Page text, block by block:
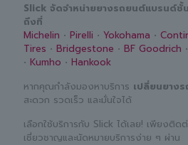
Slick จัดจำหน่ายยางรถยนต์แบรนด์ชั้
ถึงที่
Michelin • Pirelli • Yokohama •
Tires • Bridgestone • BF Goodrich •
• Kumho • Hankook
หากคุณกำลังมองหาบริการ เปลี่ยนยาง
สะดวก รวดเร็ว และมั่นใจได้
เลือกใช้บริการกับ Slick ได้เลย! เพียงติ
เชี่ยวชาญและนัดหมายบริการง่าย ๆ ผ่าน